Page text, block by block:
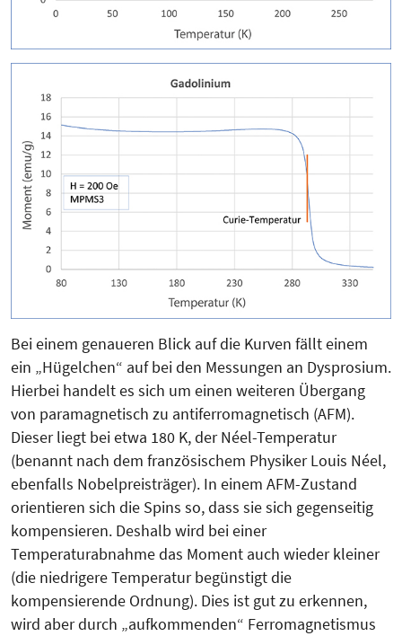
Bei einem genaueren Blick auf die Kurven fällt einem
ein „Hügelchen“ auf bei den Messungen an Dysprosium.
Hierbei handelt es sich um einen weiteren Übergang
von paramagnetisch zu antiferromagnetisch (AFM).
Dieser liegt bei etwa 180 K, der Néel-Temperatur
(benannt nach dem französischem Physiker Louis Néel,
ebenfalls Nobelpreisträger). In einem AFM-Zustand
orientieren sich die Spins so, dass sie sich gegenseitig
kompensieren. Deshalb wird bei einer
Temperaturabnahme das Moment auch wieder kleiner
(die niedrigere Temperatur begünstigt die
kompensierende Ordnung). Dies ist gut zu erkennen,
wird aber durch „aufkommenden“ Ferromagnetismus